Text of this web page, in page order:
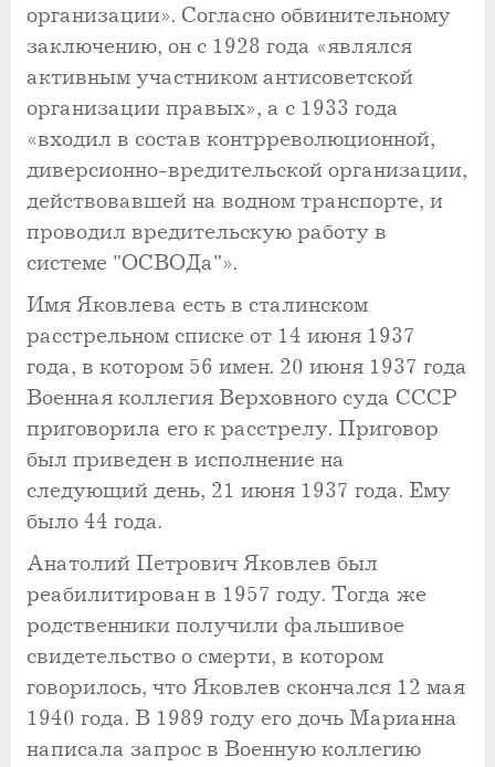
организации». Согласно обвинительному
заключению, он с 1928 года «являлся
активным участником антисоветской
организации правых», а с 1933 года
«входил в состав контрреволюционной,
диверсионно-вредительской организации,
действовавшей на водном транспорте, и
проводил вредительскую работу в
системе "ОСВОДа"».
Имя Яковлева есть в сталинском
расстрельном списке от 14 июня 1937
года, в котором 56 имен. 20 июня 1937 года
Военная коллегия Верховного суда СССР
приговорила его к расстрелу. Приговор
был приведен в исполнение на
следующий день, 21 июня 1937 года. Ему
было 44 года.
Анатолий Петрович Яковлев был
реабилитирован в 1957 году. Тогда же
родственники получили фальшивое
свидетельство о смерти, в котором
говорилось, что Яковлев скончался 12 мая
1940 года. В 1989 году его дочь Марианна
написала запрос в Военную коллегию